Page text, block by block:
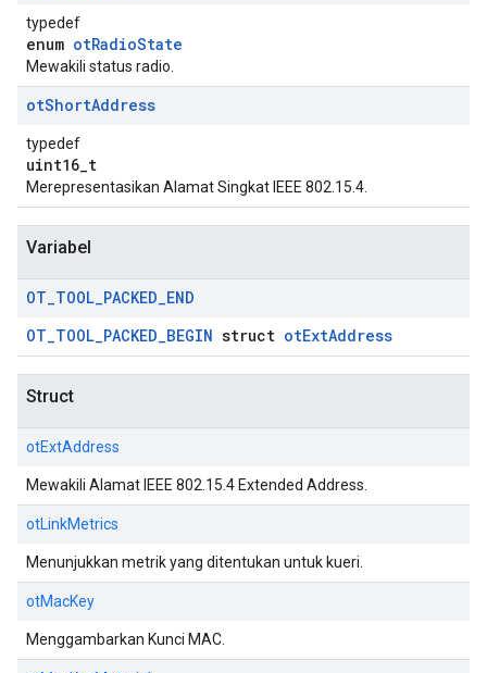
typedef
enum otRadioState
Mewakili status radio.
otShortAddress
typedef
uint16_t
Merepresentasikan Alamat Singkat IEEE 802.15.4.
Variabel
OT_TOOL_PACKED_END
OT_TOOL_PACKED_BEGIN struct otExtAddress
Struct
otExtAddress
Mewakili Alamat IEEE 802.15.4 Extended Address.
otLinkMetrics
Menunjukkan metrik yang ditentukan untuk kueri.
otMacKey
Menggambarkan Kunci MAC.